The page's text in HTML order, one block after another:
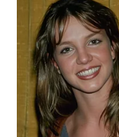
TIMUR
WN
SEMARANG
WN
SOLO